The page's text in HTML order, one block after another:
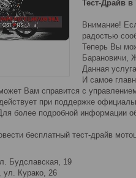
Тест-Драйв
Внимание!
радостью
Теперь Вы
Барановичи,
Данная
И самое
Вам справится с
при поддержке
более подробной информации
бесплатный тест-драйв
Будславская, 19
ул. Курако, 26